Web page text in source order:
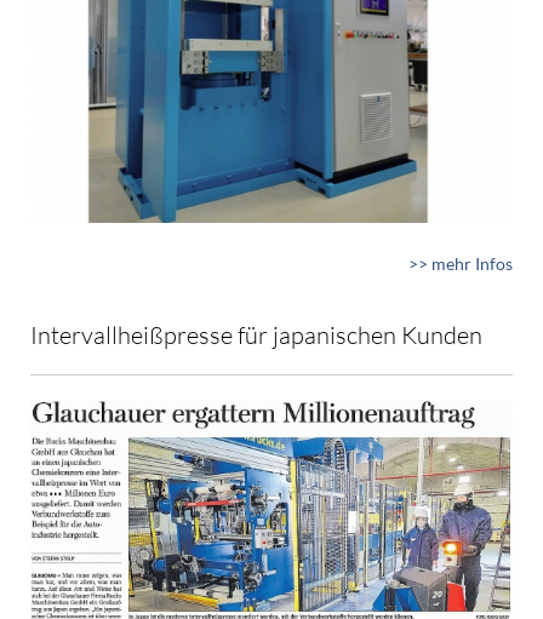
>> mehr Infos
Intervallheißpresse für japanischen Kunden